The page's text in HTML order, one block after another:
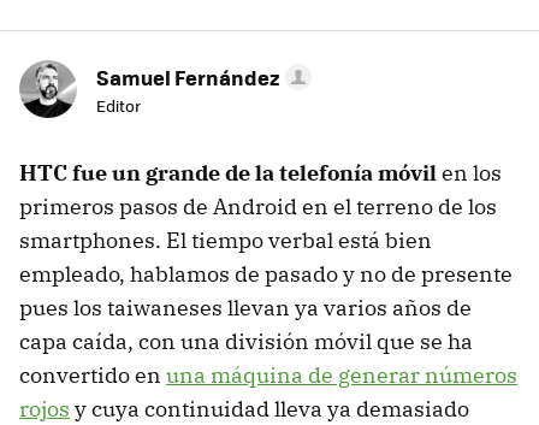
Samuel Fernández
Editor
HTC fue un grande de la telefonía móvilen los
primeros pasos de Android en el terreno de los
smartphones. El tiempo verbal está bien
empleado, hablamos de pasado y no de presente
pues los taiwaneses llevan ya varios años de
capa caída, con una división móvil que se ha
convertido en una máquina de generar números
rojos y cuya continuidad lleva ya demasiado